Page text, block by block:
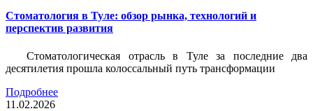
Стоматология в Туле: обзор рынка, технологий и
перспектив развития
Стоматологическая отрасль в Туле за последние два
десятилетия прошла колоссальный путь трансформации
Подробнее
11.02.2026